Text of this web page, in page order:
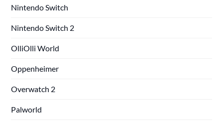
Nintendo Switch
Nintendo Switch 2
OlliOlli World
Oppenheimer
Overwatch 2
Palworld